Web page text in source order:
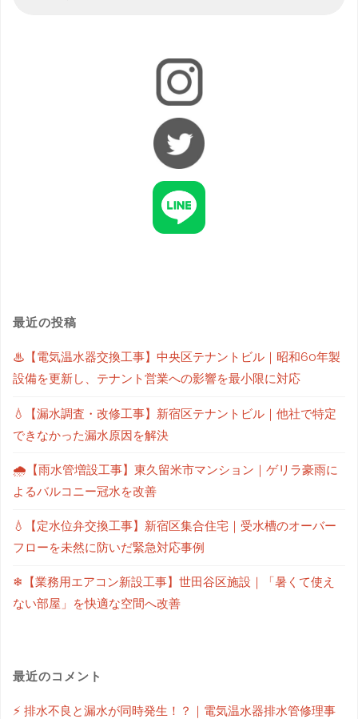
最近の投稿
♨【電気温水器交換工事】中央区テナントビル｜昭和60年製
設備を更新し、テナント営業への影響を最小限に対応
💧【漏水調査・改修工事】新宿区テナントビル｜他社で特定
できなかった漏水原因を解決
🌧【雨水管増設工事】東久留米市マンション｜ゲリラ豪雨に
よるバルコニー冠水を改善
💧【定水位弁交換工事】新宿区集合住宅｜受水槽のオーバー
フローを未然に防いだ緊急対応事例
❄【業務用エアコン新設工事】世田谷区施設｜「暑くて使え
ない部屋」を快適な空間へ改善
最近のコメント
⚡ 排水不良と漏水が同時発生！？｜電気温水器排水管修理事